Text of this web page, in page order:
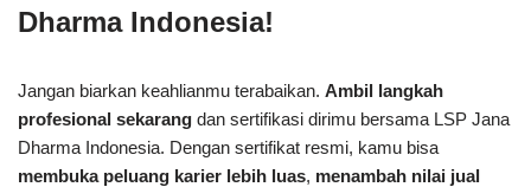
Dharma Indonesia!
Jangan biarkan keahlianmu terabaikan. Ambil langkah
profesional sekarang dan sertifikasi dirimu bersama LSP Jana
Dharma Indonesia. Dengan sertifikat resmi, kamu bisa
membuka peluang karier lebih luas, menambah nilai jual